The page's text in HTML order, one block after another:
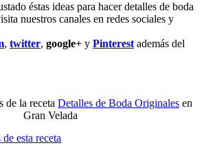
éstas ideas para hacer detalles de boda
nuestros canales en redes sociales y
, twitter, google+ y Pinterestademás del
de la receta Detalles de Boda Originales en
Gran Velada
esta receta